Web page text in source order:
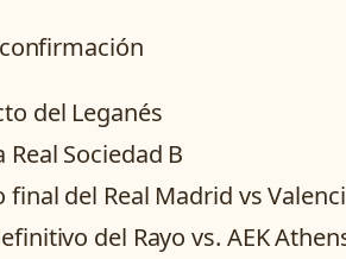
del Leganés
Real Sociedad B
final del Real Madrid vs
del Rayo vs. AEK